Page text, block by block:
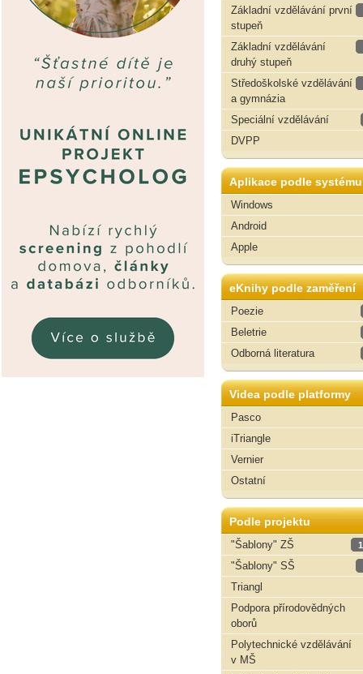
Základní vzdělávání první
stupeň
Základní vzdělávání
druhý stupeň
Středoškolské vzdělávání
a gymnázia
Speciální vzdělávání
DVPP
Aplikace podle systému
Windows
Android
Apple
eKnihy podle zaměření
Poezie
Beletrie
Odborná literatura
Videa podle platformy
Pasco
iTriangle
Vernier
Ostatní
Podle projektu
"Šablony" ZŠ
"Šablony" SŠ
Triangl
Podpora přírodovědných
oborů
Polytechnické vzdělávání
v MŠ